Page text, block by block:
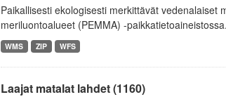
Paikallisesti ekologisesti merkittävät vedenalaiset
meriluontoalueet (PEMMA) -
WMS ZIP WFS
Laajat matalat lahdet (1160)